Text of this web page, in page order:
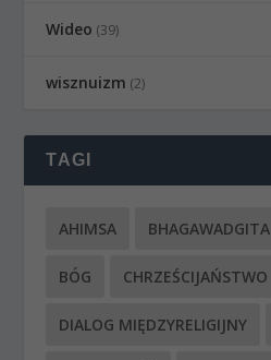
Wideo (39)
wisznuizm (2)
TAGI
AHIMSA BHAGAWADGITA
BÓG CHRZEŚCIJAŃSTWO
DIALOG MIĘDZYRELIGIJNY